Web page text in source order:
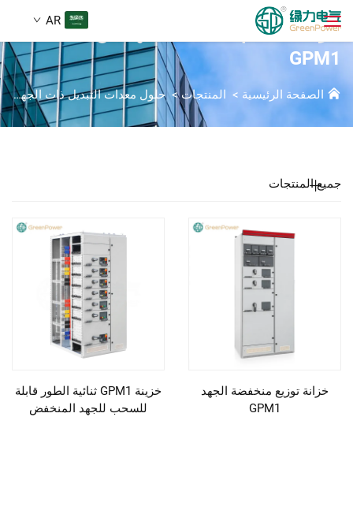
AR
المنتجات
من نحن
الحلول
بحث
خزانة التحكم منخفضة الجهد من سلسلة
GPM1
الصفحة الرئيسية > المنتجات>حلول معدات التبديل ذات الجهد المنخفض
جميع المنتجات
خزانة توزيع منخفضة الجهد
GPM1
خزينة GPM1 ثنائية الطور قابلة
للسحب للجهد المنخفض